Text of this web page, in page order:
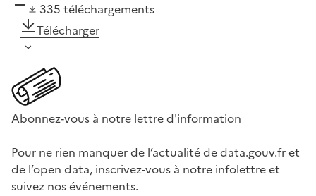
335 téléchargements
Télécharger
Abonnez-vous à notre lettre d'information
Pour ne rien manquer de l’actualité de data.gouv.fr et
de l’open data, inscrivez-vous à notre infolettre et
suivez nos événements.